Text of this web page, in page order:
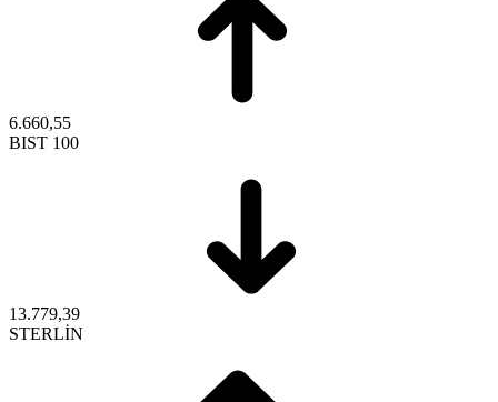
6.660,55
BIST 100
13.779,39
STERLİN